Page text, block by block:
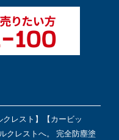
レスト】【カービッ
クレストへ。 完全防塵塗